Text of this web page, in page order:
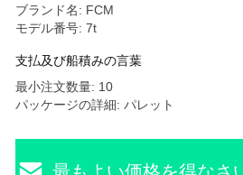
ブランド名: FCM
モデル番号: 7t
支払及び船積みの言葉
最小注文数量: 10
パッケージの詳細: パレット
最もよい価格を得なさ